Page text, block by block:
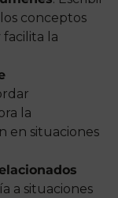
conceptos
la
la
en situaciones
a situaciones